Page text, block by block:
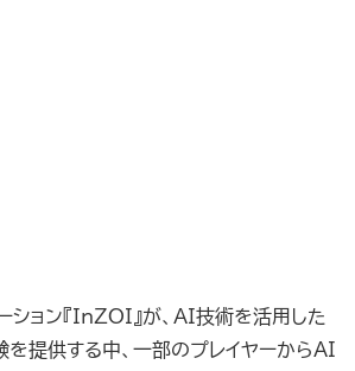
ション『InZOI』が、AI技術を活用した
提供する中、一部のプレイヤーからAI